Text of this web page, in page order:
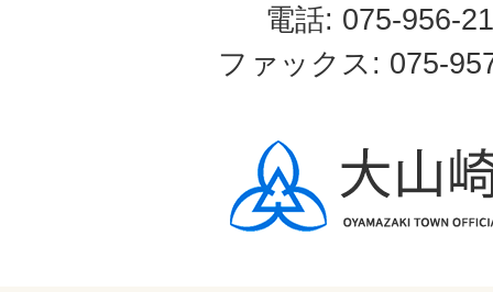
電話: 075-956-
ファックス: 075-